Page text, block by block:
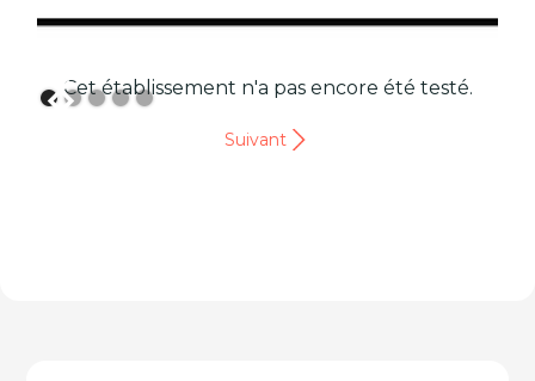
Cet établissement n'a pas encore été testé.
Suivant